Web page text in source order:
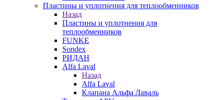
Пластины и уплотнения для теплообменников
Назад
Пластины и уплотнения для
теплообменников
FUNKE
Sondex
РИДАН
Alfa Laval
Назад
Alfa Laval
Клапана Альфа Лаваль